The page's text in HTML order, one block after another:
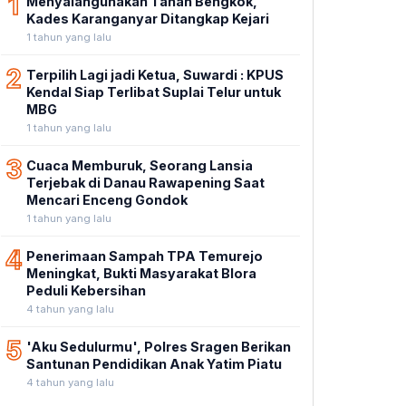
Kades Karanganyar Ditangkap Kejari
1 tahun yang lalu
2 Terpilih Lagi jadi Ketua, Suwardi : KPUS
Kendal Siap Terlibat Suplai Telur untuk
MBG
1 tahun yang lalu
3 Cuaca Memburuk, Seorang Lansia
Terjebak di Danau Rawapening Saat
Mencari Enceng Gondok
1 tahun yang lalu
4 Penerimaan Sampah TPA Temurejo
Meningkat, Bukti Masyarakat Blora
Peduli Kebersihan
4 tahun yang lalu
5 'Aku Sedulurmu', Polres Sragen Berikan
Santunan Pendidikan Anak Yatim Piatu
4 tahun yang lalu